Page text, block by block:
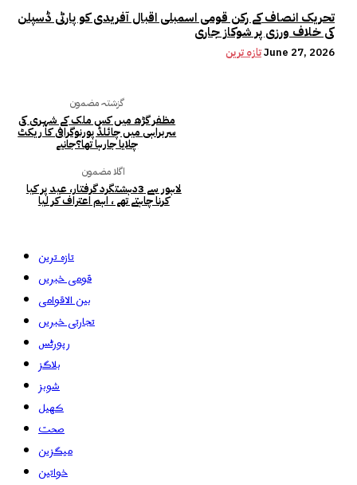
تحریک انصاف کے رکن قومی اسمبلی اقبال آفریدی کو پارٹی ڈسپلن
کی خلاف ورزی پر شوکاز جاری
تازہ ترینJune 27, 2026
گزشتہ مضمون
مظفر گڑھ میں کس ملک کے شہری کی
سربراہی میں چائلڈ پورنوگرافی کا ریکٹ
چلایا جارہا تھا؟جانیے
اگلا مضمون
لاہور سے 3دہشتگرد گرفتار، عید پر کیا
کرنا چاہتے تھے ، اہم اعتراف کر لیا
تازہ ترین
قومی خبریں
بین الاقوامی
تجارتی خبریں
رپورٹس
بلاگز
شوبز
کھیل
صحت
میگزین
خواتین